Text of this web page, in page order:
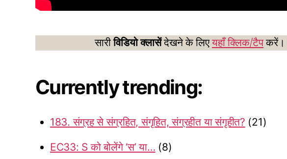
सारीविडियो क्लासेंदेखने के लिएयहाँ क्लिक/टैपकरें।
Currently trending:
183. संग्रह से संग्रहित, संगृहित, संग्रहीत या संगृहीत? (21)
EC33: S को बोलेंगे ‘स’ या… (8)